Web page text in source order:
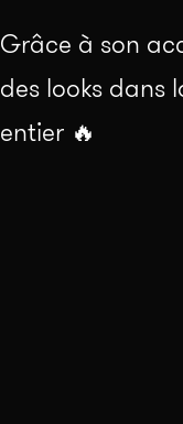
Grâce à son
des looks dans
entier 🔥